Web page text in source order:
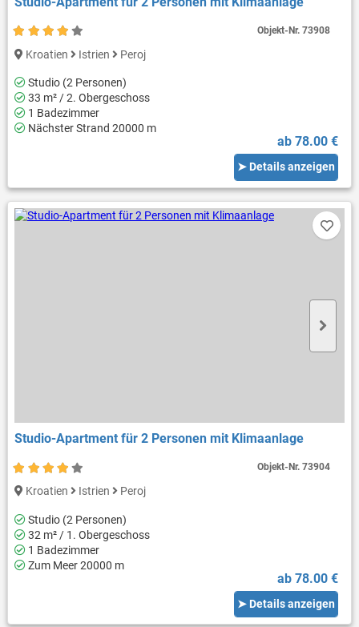
Kroatien Istrien Peroj
Studio (2 Personen)
33 m² / 2. Obergeschoss
1 Badezimmer
Nächster Strand 20000 m
ab 78.00 €
➤ Details anzeigen
Objekt-Nr.73908
Studio-Apartment für 2 Personen mit Klimaanlage
Kroatien Istrien Peroj
Studio (2 Personen)
32 m² / 1. Obergeschoss
1 Badezimmer
Zum Meer 20000 m
ab 78.00 €
➤ Details anzeigen
Objekt-Nr.73904